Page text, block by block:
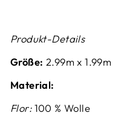
Produkt-Details
Größe: 2.99m x 1.99m
Material:
Flor: 100 % Wolle